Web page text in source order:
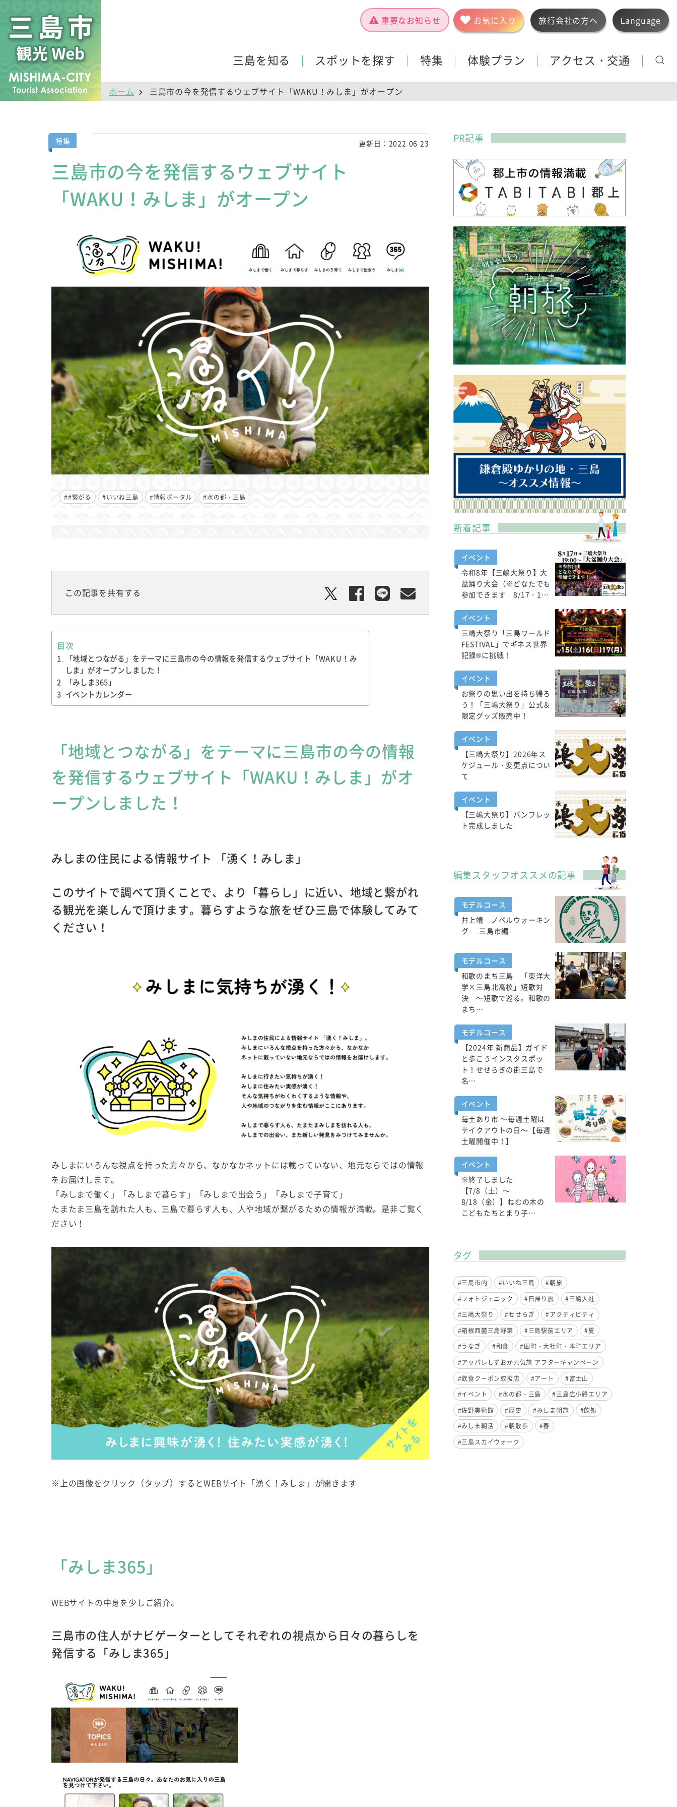
重要なお知らせ お気に入り 旅行会社の方へ Language
三島を知る スポットを探す 特集 体験プラン アクセス・交通
ホーム 三島市の今を発信するウェブサイト「WAKU！みしま」がオープン
特集 更新日： 2022.06.23
三島市の今を発信するウェブサイト
「WAKU！みしま」がオープン
##繋がる #いいね三島 #情報ポータル #水の都・三島
この記事を共有する
目次
「地域とつながる」をテーマに三島市の今の情報を発信するウェブサイト「WAKU！み
しま」がオープンしました！
「みしま365」
イベントカレンダー
「地域とつながる」をテーマに三島市の今の情報
を発信するウェブサイト「WAKU！みしま」がオ
ープンしました！
みしまの住民による情報サイト 「湧く！みしま」
このサイトで調べて頂くことで、より「暮らし」に近い、地域と繋がれ
る観光を楽しんで頂けます。暮らすような旅をぜひ三島で体験してみて
ください！
みしまにいろんな視点を持った方々から、なかなかネットには載っていない、地元ならではの情報
をお届けします。
「みしまで働く」「みしまで暮らす」「みしまで出会う」「みしまで子育て」
たまたま三島を訪れた人も、三島で暮らす人も、人や地域が繋がるための情報が満載。是非ご覧く
ださい！
※上の画像をクリック（タップ）するとWEBサイト「湧く！みしま」が開きます
「みしま365」
WEBサイトの中身を少しご紹介。
三島市の住人がナビゲーターとしてそれぞれの視点から日々の暮らしを
発信する「みしま365」
PR記事
新着記事
イベント
令和8年【三嶋大祭り】大
盆踊り大会（※どなたでも
参加できます 8/17・1…
イベント
三嶋大祭り「三島ワールド
FESTIVAL」でギネス世界
記録®に挑戦！
イベント
お祭りの思い出を持ち帰ろ
う！「三嶋大祭り」公式＆
限定グッズ販売中！
イベント
【三嶋大祭り】2026年ス
ケジュール・変更点につい
て
イベント
【三嶋大祭り】パンフレッ
ト完成しました
編集スタッフオススメの記事
モデルコース
井上靖 ノベルウォーキン
グ -三島市編-
モデルコース
和歌のまち三島 「東洋大
学×三島北高校」短歌対
決 ～短歌で巡る。和歌の
まち…
モデルコース
【2024年 新商品】ガイド
と歩こうインスタスポッ
ト！せせらぎの街三島で
名…
イベント
毎土あり市 ～毎週土曜は
テイクアウトの日～【毎週
土曜開催中！】
イベント
※終了しました
【7/8（土）～
8/18（金）】ねむの木の
こどもたちとまり子…
タグ
#三島市内 #いいね三島
#朝旅
#フォトジェニック
#日帰り旅
#三嶋大社
#三嶋大祭り
#せせらぎ
#アクティビティ
#箱根西麓三島野菜
#三島駅前エリア
#夏
#うなぎ
#和食
#田町・大社町・本町エリア
#アッパレしずおか元気旅 アフターキャンペーン
#飲食クーポン取扱店
#アート
#富士山
#イベント
#水の都・三島
#三島広小路エリア
#佐野美術館
#歴史 #みしま朝旅
#飲処
#みしま朝活
#朝散歩
#春
#三島スカイウォーク